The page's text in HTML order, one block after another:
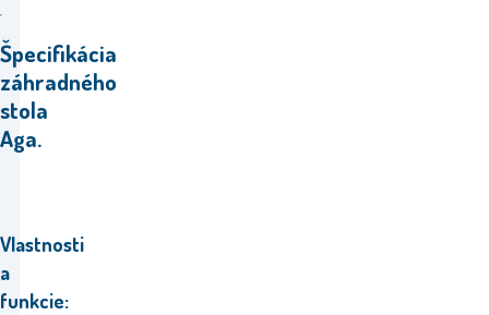
Špecifikácia
záhradného
stola
Aga.
Vlastnosti
a
funkcie: